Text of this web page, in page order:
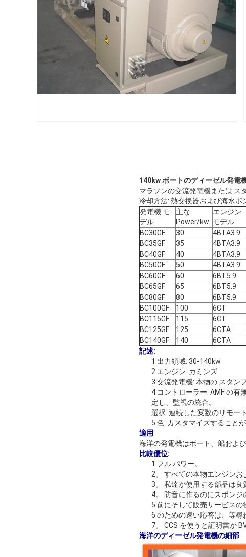
140kw ボートのディーゼル発電
マラソンの交流発電機または ス
冷却方法: 熱交換器および海水ポ
発電機 モ
デル
主な
Power/kw
エンジン
モデル
BC30GF
30 4BTA3.9
BC35GF
35 4BTA3.9
BC40GF
40 4BTA3.9
BC50GF
50 4BTA3.9
BC60GF
60 6BT5.9
BC65GF
65 6BT5.9
BC80GF
80 6BT5.9
BC100GF
100 6CT
BC115GF
115 6CT
BC125GF
125 6CTA
BC140GF
140 6CTA
記述:
1.出力領域: 30-140kw
2.エンジン: カミンズ
3.交流発電機: 本物の スタン
4.コントローラー: AMF の
定し、監視の統合。
選択: 連続した変数のリモー
5.色: カスタマイズすること
適用:
海洋の発電機はボート、船およ
比較優位:
1.フル パワー。
2。 すべての本物エンジンお
3。 私達が使用する部品は良
4。 防音に作るのにスポンジ
5.前にそして販売サービスの
6.のための速い応答は、等尋
7。 CCS を使うと証明書か
海洋のディーゼル発電機の細部